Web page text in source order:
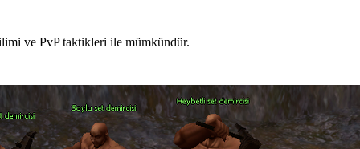
ve PvP taktikleri ile mümkündür.